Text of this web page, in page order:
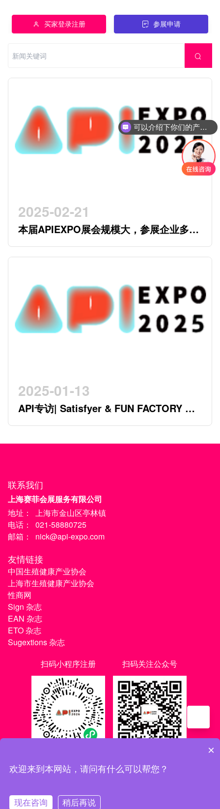
买家登录注册 参展申请
2025-02-21
本届APIEXPO展会规模大，参展企业多，
参观观众多，看展时间紧，怎么办？
2025-01-13
API专访| Satisfyer & FUN FACTORY 开
创行业新时代的德系双星
联系我们
上海赛菲会展服务有限公司
地址：
上海市金山区亭林镇
电话：
021-58880725
邮箱：
nick@api-expo.com
友情链接
中国生殖健康产业协会
上海市生殖健康产业协会
性商网
Sign 杂志
EAN 杂志
ETO 杂志
Sugextions 杂志
扫码小程序注册
扫码关注公众号
沪ICP备20021056号-1 | 沪ICP备20021056号-3
可以介绍下你们的产品么
×
欢迎来到本网站，请问有什么可以帮您？
现在咨询 稍后再说